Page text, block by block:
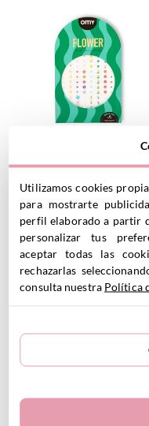
Flower
10.99€
VER PRODUCTO
Yummy
Utilizamos cookies
para mostrarte
perfil elaborado a partir
personalizar tus
aceptar todas las
rechazarlas
consulta nuestra Política